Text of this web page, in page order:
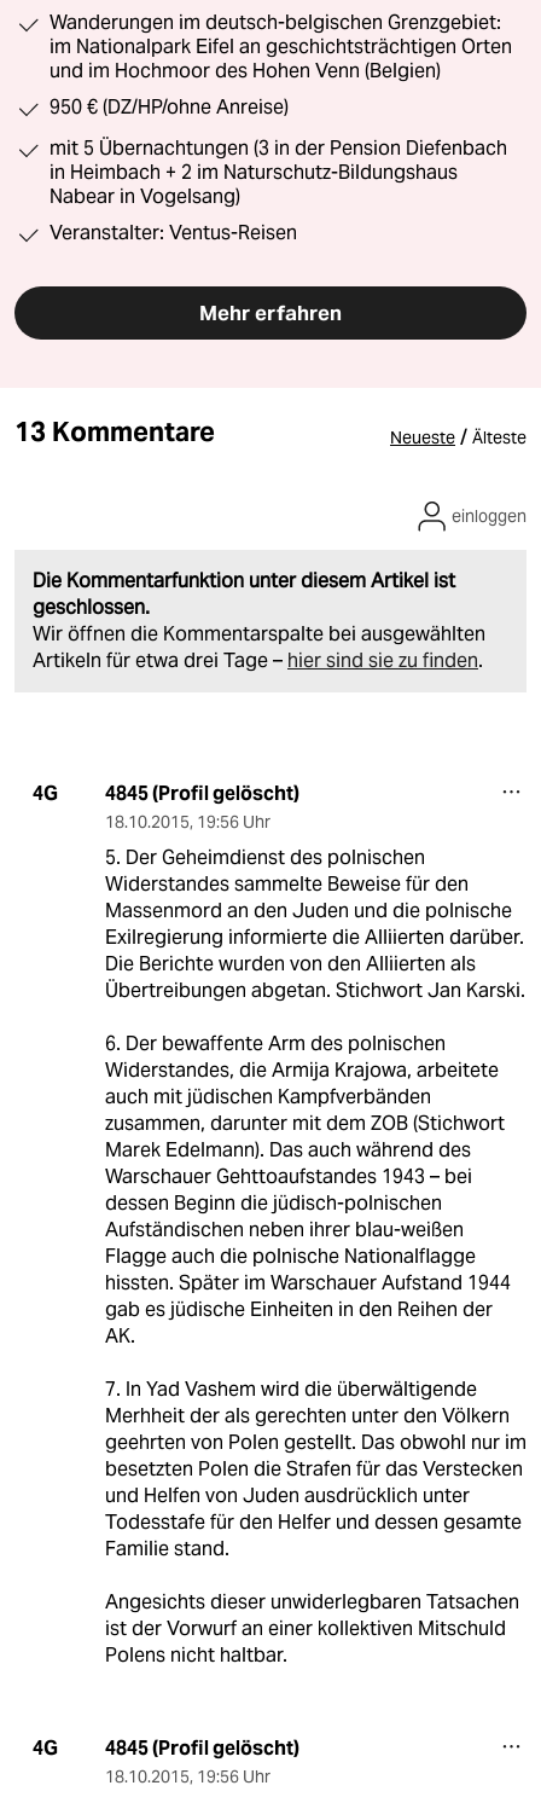
Wanderungen im deutsch-belgischen Grenzgebiet:
im Nationalpark Eifel an geschichtsträchtigen Orten
und im Hochmoor des Hohen Venn (Belgien)
950 € (DZ/HP/ohne Anreise)
mit 5 Übernachtungen (3 in der Pension Diefenbach
in Heimbach + 2 im Naturschutz-Bildungshaus
Nabear in Vogelsang)
Veranstalter: Ventus-Reisen
Mehr erfahren
13 Kommentare Neueste / Älteste
Die Kommentarfunktion unter diesem Artikel ist
geschlossen.
Wir öffnen die Kommentarspalte bei ausgewählten
Artikeln für etwa drei Tage – hier sind sie zu finden.
einloggen
4G 4845 (Profil gelöscht)
18.10.2015, 19:56 Uhr
5. Der Geheimdienst des polnischen
Widerstandes sammelte Beweise für den
Massenmord an den Juden und die polnische
Exilregierung informierte die Alliierten darüber.
Die Berichte wurden von den Alliierten als
Übertreibungen abgetan. Stichwort Jan Karski.
6. Der bewaffente Arm des polnischen
Widerstandes, die Armija Krajowa, arbeitete
auch mit jüdischen Kampfverbänden
zusammen, darunter mit dem ZOB (Stichwort
Marek Edelmann). Das auch während des
Warschauer Gehttoaufstandes 1943 – bei
dessen Beginn die jüdisch-polnischen
Aufständischen neben ihrer blau-weißen
Flagge auch die polnische Nationalflagge
hissten. Später im Warschauer Aufstand 1944
gab es jüdische Einheiten in den Reihen der
AK.
7. In Yad Vashem wird die überwältigende
Merhheit der als gerechten unter den Völkern
geehrten von Polen gestellt. Das obwohl nur im
besetzten Polen die Strafen für das Verstecken
und Helfen von Juden ausdrücklich unter
Todesstafe für den Helfer und dessen gesamte
Familie stand.
Angesichts dieser unwiderlegbaren Tatsachen
ist der Vorwurf an einer kollektiven Mitschuld
Polens nicht haltbar.
4G 4845 (Profil gelöscht)
18.10.2015, 19:56 Uhr